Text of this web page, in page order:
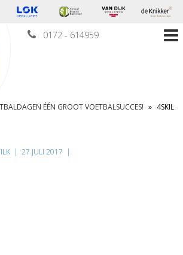
0172 - 614959
ÉÉN GROOT VOETBALSUCCES! » 4SKIL
| 27 JULI 2017 |